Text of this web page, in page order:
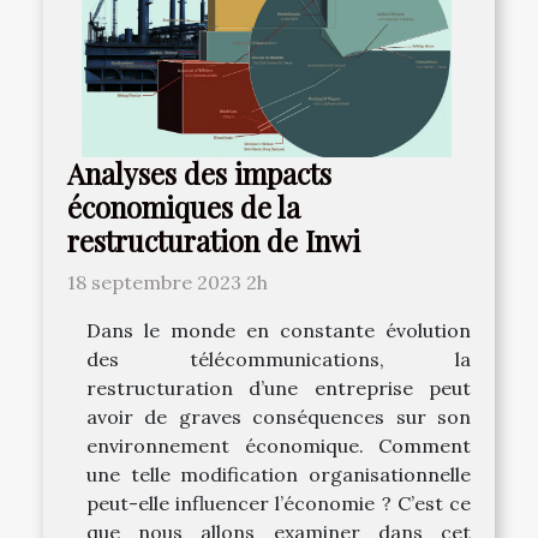
Analyses des impacts
économiques de la
restructuration de Inwi
18 septembre 2023 2h
Dans le monde en constante évolution
des télécommunications, la
restructuration d’une entreprise peut
avoir de graves conséquences sur son
environnement économique. Comment
une telle modification organisationnelle
peut-elle influencer l’économie ? C’est ce
que nous allons examiner dans cet